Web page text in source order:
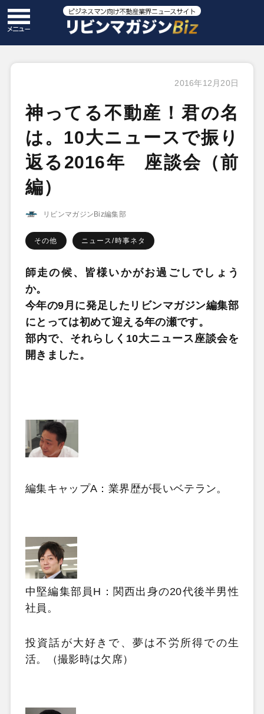
2016年12月20日
神ってる不動産！君の名
は。10大ニュースで振り
返る2016年 座談会（前
編）
リビンマガジンBiz編集部
その他 ニュース/時事ネタ
師走の候、皆様いかがお過ごしでしょう
か。
今年の9月に発足したリビンマガジン編集部
にとっては初めて迎える年の瀬です。
部内で、それらしく10大ニュース座談会を
開きました。
編集キャップA：業界歴が長いベテラン。
中堅編集部員H：関西出身の20代後半男性
社員。
投資話が大好きで、夢は不労所得での生
活。（撮影時は欠席）